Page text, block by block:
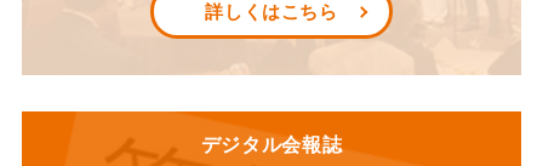
詳しくはこちら
デジタル会報誌